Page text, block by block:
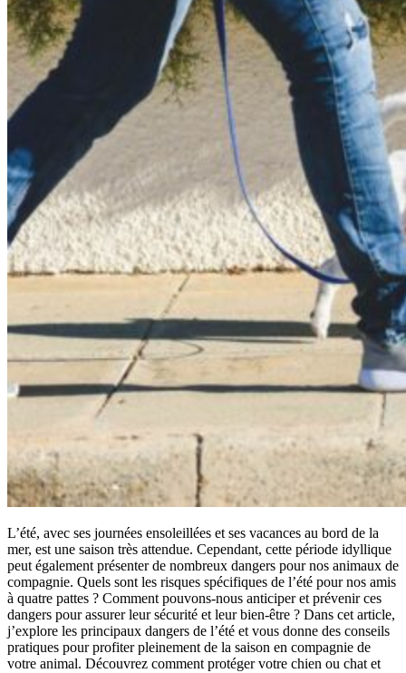
L’été, avec ses journées ensoleillées et ses vacances au bord de la
mer, est une saison très attendue. Cependant, cette période idyllique
peut également présenter de nombreux dangers pour nos animaux de
compagnie. Quels sont les risques spécifiques de l’été pour nos amis
à quatre pattes ? Comment pouvons-nous anticiper et prévenir ces
dangers pour assurer leur sécurité et leur bien-être ? Dans cet article,
j’explore les principaux dangers de l’été et vous donne des conseils
pratiques pour profiter pleinement de la saison en compagnie de
votre animal. Découvrez comment protéger votre chien ou chat et